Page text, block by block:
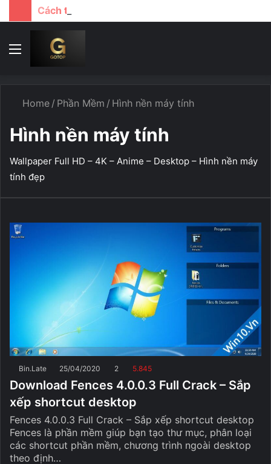
Home / Phần Mềm / Hình nền máy tính
Hình nền máy tính
Wallpaper Full HD – 4K – Anime – Desktop – Hình nền máy
tính đẹp
Bin.Late 25/04/2020 2 5.845
Download Fences 4.0.0.3 Full Crack – Sắp
xếp shortcut desktop
Fences 4.0.0.3 Full Crack – Sắp xếp shortcut desktop
Fences là phần mềm giúp bạn tạo thư mục, phân loại
các shortcut phần mềm, chương trình ngoài desktop
theo định…